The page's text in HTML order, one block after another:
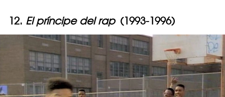
12. El príncipe del rap (1993-1996)